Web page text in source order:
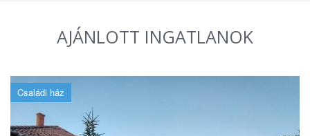
AJÁNLOTT INGATLANOK
Családi ház